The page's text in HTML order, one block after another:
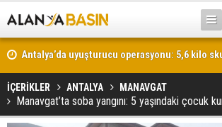
Antalya’da uyuşturucu operasyonu: 5,6 kilo
İÇERİKLER ANTALYA MANAVGAT
Manavgat’ta soba yangını: 5 yaşındaki çocuk